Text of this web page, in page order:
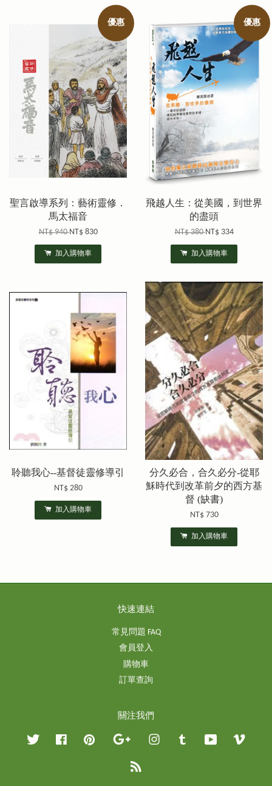
優惠
聖言啟導系列：藝術靈修．
馬太福音
NT$ 940NT$ 830
加入購物車
優惠
飛越人生：從美國，到世界
的盡頭
NT$ 380NT$ 334
加入購物車
聆聽我心--基督徒靈修導引
NT$ 280
加入購物車
分久必合，合久必分-從耶
穌時代到改革前夕的西方基
督 (缺書)
NT$ 730
加入購物車
快速連結
常見問題 FAQ
會員登入
購物車
訂單查詢
關注我們
Twitter Facebook Pinterest Google InstagramTumblr YouTube